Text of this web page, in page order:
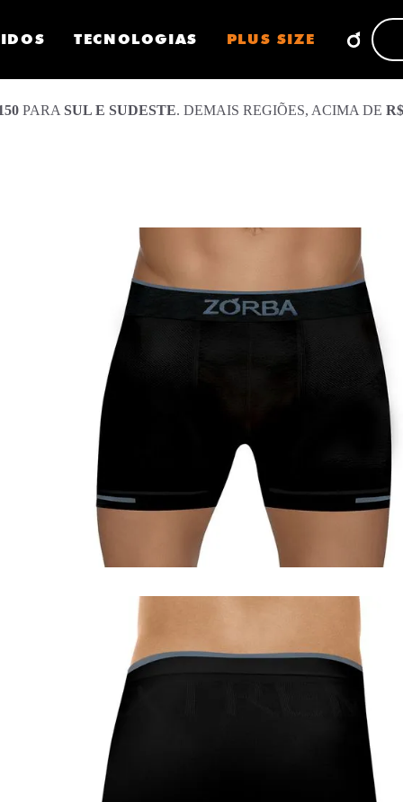
TECNOLOGIAS PLUS SIZE
PARA SUL E SUDESTE. DEMAIS REGIÕES, ACIMA DE